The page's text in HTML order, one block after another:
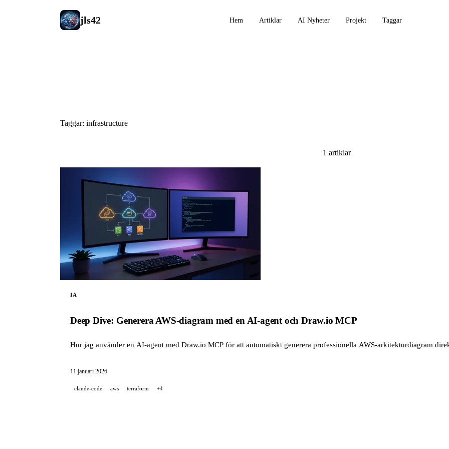
jls42 Hem Artiklar AI Nyheter Projekt Taggar
Taggar: infrastructure
1 artiklar
IA
Deep Dive: Generera AWS-diagram med en AI-agent och Draw.io MCP
Hur jag använder en AI-agent med Draw.io MCP för att automatiskt generera professionella AWS-arkitekturdiagram
11 januari 2026
claude-code aws terraform +4